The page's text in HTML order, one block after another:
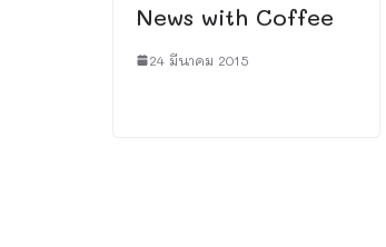
News with Coffee
24 มีนาคม 2015